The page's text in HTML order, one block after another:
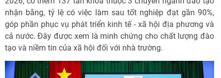
nhận bằng, tỷ lệ có việc làm sau tốt nghiệp đạt gần 90%,
góp phần phục vụ phát triển kinh tế - xã hội địa phương và
cả nước. Đây được xem là minh chứng cho chất lượng đào
tạo và niềm tin của xã hội đối với nhà trường.